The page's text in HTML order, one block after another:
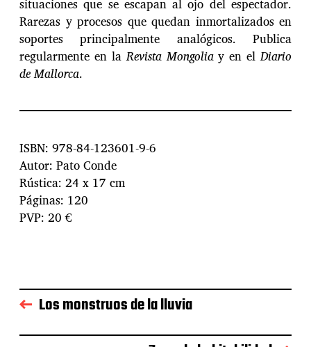
Rarezas y procesos que quedan inmortalizados en
soportes principalmente analógicos. Publica
regularmente en laRevista Mongoliay en elDiario
de Mallorca.
ISBN: 978-84-123601-9-6
Autor: Pato Conde
Rústica: 24 x 17 cm
Páginas: 120
PVP: 20 €
Los monstruos de la lluvia